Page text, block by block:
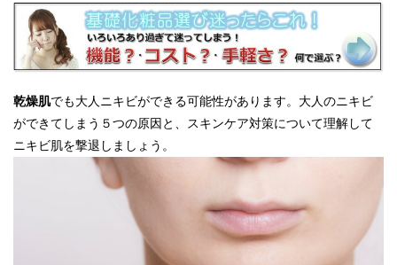
乾燥肌でも大人ニキビができる可能性があります。大人のニキビ
ができてしまう５つの原因と、スキンケア対策について理解して
ニキビ肌を撃退しましょう。